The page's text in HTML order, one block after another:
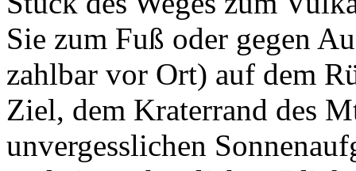
Sie zum Fuß oder gegen
zahlbar vor Ort) auf dem
Ziel, dem Kraterrand des
unvergesslichen